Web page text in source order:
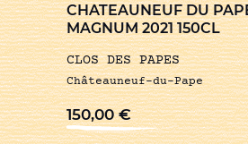
CHATEAUNEUF DU
MAGNUM 2021 150CL
CLOS DES PAPES
Châteauneuf-du-Pape
150,00€